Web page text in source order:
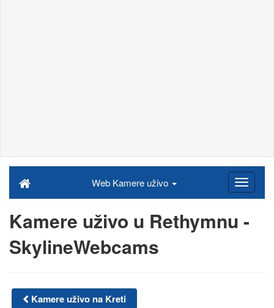
Web Kamere uživo
Kamere uživo u Rethymnu -
SkylineWebcams
Kamere uživo na Kreti